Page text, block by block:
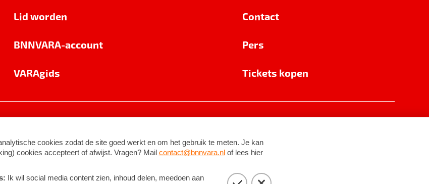
Lid worden
BNNVARA-account
VARAgids
Contact
Pers
Tickets kopen
©2026BNNVARA